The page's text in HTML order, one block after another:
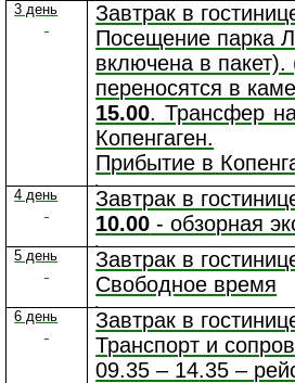
3 день
Завтрак в
Посещение парка
включена в
переносятся в
15.00. Трансфер
Копенгаген.
Прибытие в
4 день
Завтрак в
10.00 - обзорная
5 день
Завтрак в
Свободное время
6 день
Завтрак в
Транспорт и
09.35 – 14.35 –